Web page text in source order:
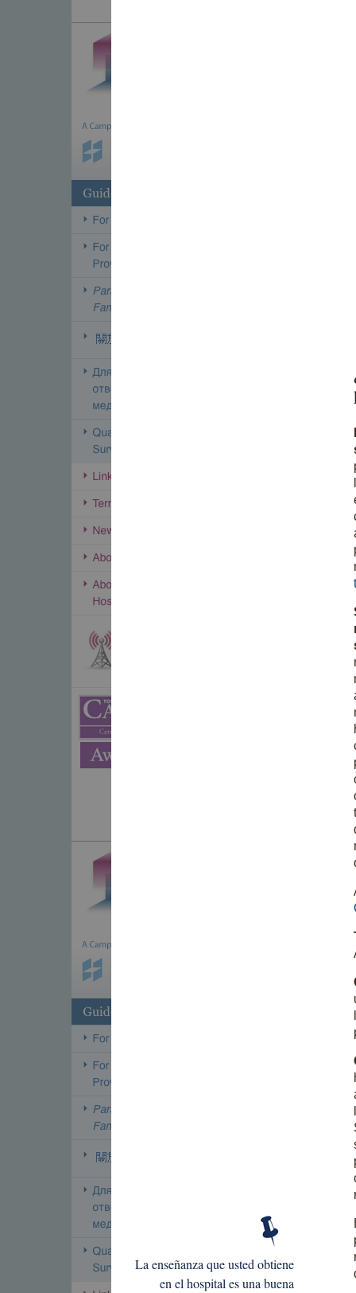
La enseñanza que usted obtiene
en el hospital es una buena